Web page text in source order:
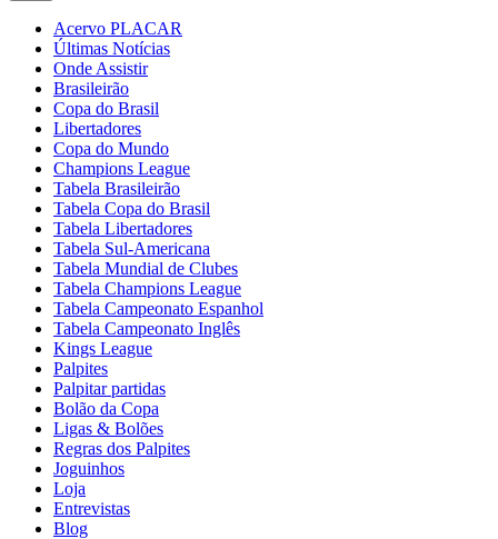
Acervo PLACAR
Últimas Notícias
Onde Assistir
Brasileirão
Copa do Brasil
Libertadores
Copa do Mundo
Champions League
Tabela Brasileirão
Tabela Copa do Brasil
Tabela Libertadores
Tabela Sul-Americana
Tabela Mundial de Clubes
Tabela Champions League
Tabela Campeonato Espanhol
Tabela Campeonato Inglês
Kings League
Palpites
Palpitar partidas
Bolão da Copa
Ligas & Bolões
Regras dos Palpites
Joguinhos
Loja
Entrevistas
Blog